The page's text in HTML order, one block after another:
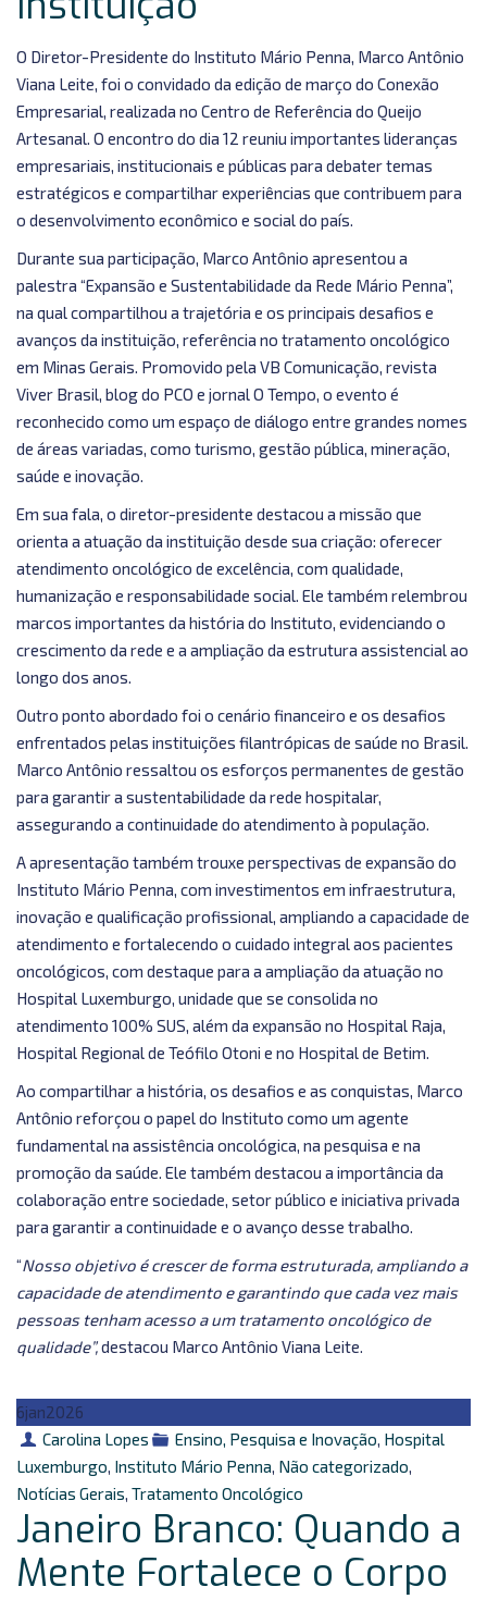
O Diretor-Presidente do Instituto Mário Penna, Marco Antônio
Viana Leite, foi o convidado da edição de março do Conexão
Empresarial, realizada no Centro de Referência do Queijo
Artesanal. O encontro do dia 12 reuniu importantes lideranças
empresariais, institucionais e públicas para debater temas
estratégicos e compartilhar experiências que contribuem para
o desenvolvimento econômico e social do país.
Durante sua participação, Marco Antônio apresentou a
palestra “Expansão e Sustentabilidade da Rede Mário Penna”,
na qual compartilhou a trajetória e os principais desafios e
avanços da instituição, referência no tratamento oncológico
em Minas Gerais. Promovido pela VB Comunicação, revista
Viver Brasil, blog do PCO e jornal O Tempo, o evento é
reconhecido como um espaço de diálogo entre grandes nomes
de áreas variadas, como turismo, gestão pública, mineração,
saúde e inovação.
Em sua fala, o diretor-presidente destacou a missão que
orienta a atuação da instituição desde sua criação: oferecer
atendimento oncológico de excelência, com qualidade,
humanização e responsabilidade social. Ele também relembrou
marcos importantes da história do Instituto, evidenciando o
crescimento da rede e a ampliação da estrutura assistencial ao
longo dos anos.
Outro ponto abordado foi o cenário financeiro e os desafios
enfrentados pelas instituições filantrópicas de saúde no Brasil.
Marco Antônio ressaltou os esforços permanentes de gestão
para garantir a sustentabilidade da rede hospitalar,
assegurando a continuidade do atendimento à população.
A apresentação também trouxe perspectivas de expansão do
Instituto Mário Penna, com investimentos em infraestrutura,
inovação e qualificação profissional, ampliando a capacidade de
atendimento e fortalecendo o cuidado integral aos pacientes
oncológicos, com destaque para a ampliação da atuação no
Hospital Luxemburgo, unidade que se consolida no
atendimento 100% SUS, além da expansão no Hospital Raja,
Hospital Regional de Teófilo Otoni e no Hospital de Betim.
Ao compartilhar a história, os desafios e as conquistas, Marco
Antônio reforçou o papel do Instituto como um agente
fundamental na assistência oncológica, na pesquisa e na
promoção da saúde. Ele também destacou a importância da
colaboração entre sociedade, setor público e iniciativa privada
para garantir a continuidade e o avanço desse trabalho.
“Nosso objetivo é crescer de forma estruturada, ampliando a
capacidade de atendimento e garantindo que cada vez mais
pessoas tenham acesso a um tratamento oncológico de
qualidade”,destacou Marco Antônio Viana Leite.
6jan2026
Autor
Carolina Lopes Categorias
Ensino, Pesquisa e Inovação, Hospital
Luxemburgo, Instituto Mário Penna, Não categorizado,
Notícias Gerais, Tratamento Oncológico
Janeiro Branco: Quando a
Mente Fortalece o Corpo